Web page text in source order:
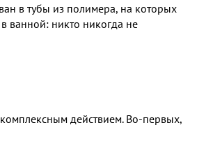
в тубы из полимера, на которых
ванной: никто никогда не
действием. Во-первых,